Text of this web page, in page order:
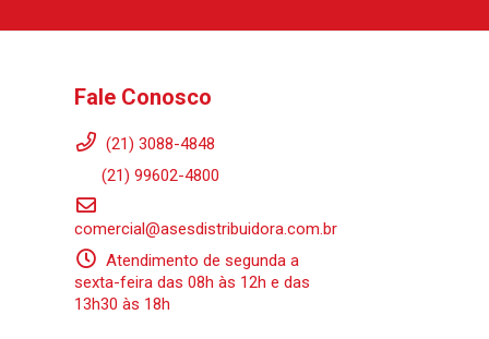
Fale Conosco
(21) 3088-4848
(21) 99602-4800
comercial@asesdistribuidora.com.br
Atendimento de segunda a
sexta-feira das 08h às 12h e das
13h30 às 18h